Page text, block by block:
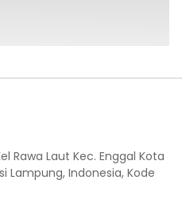
Rawa Laut Kec. Enggal Kota
Lampung, Indonesia, Kode